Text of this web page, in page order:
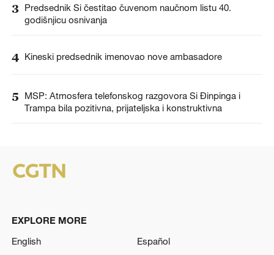
3 Predsednik Si čestitao čuvenom naučnom listu 40.
godišnjicu osnivanja
4 Kineski predsednik imenovao nove ambasadore
5
MSP: Atmosfera telefonskog razgovora Si Đinpinga i
Trampa bila pozitivna, prijateljska i konstruktivna
EXPLORE MORE
English
Español